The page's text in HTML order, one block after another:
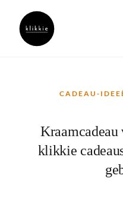
CADEAU-
Kraamcadeau
klikkie